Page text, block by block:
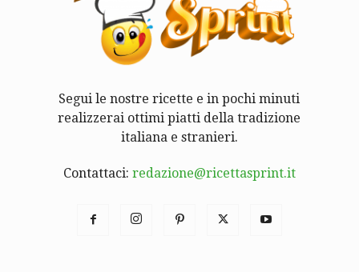
Segui le nostre ricette e in pochi minuti
realizzerai ottimi piatti della tradizione
italiana e stranieri.
Contattaci: redazione@ricettasprint.it